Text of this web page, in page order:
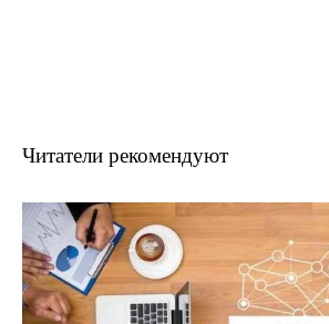
Читатели рекомендуют